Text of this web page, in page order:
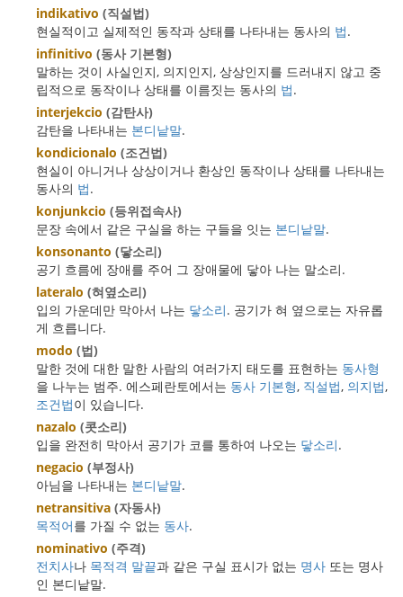
indikativo (직설법)
현실적이고 실제적인 동작과 상태를 나타내는 동사의 법.
infinitivo (동사 기본형)
말하는 것이 사실인지, 의지인지, 상상인지를 드러내지 않고 중
립적으로 동작이나 상태를 이름짓는 동사의 법.
interjekcio (감탄사)
감탄을 나타내는 본디낱말.
kondicionalo (조건법)
현실이 아니거나 상상이거나 환상인 동작이나 상태를 나타내는
동사의 법.
konjunkcio (등위접속사)
문장 속에서 같은 구실을 하는 구들을 잇는 본디낱말.
konsonanto (닿소리)
공기 흐름에 장애를 주어 그 장애물에 닿아 나는 말소리.
lateralo (혀옆소리)
입의 가운데만 막아서 나는 닿소리. 공기가 혀 옆으로는 자유롭
게 흐릅니다.
modo (법)
말한 것에 대한 말한 사람의 여러가지 태도를 표현하는 동사형
을 나누는 범주. 에스페란토에서는 동사 기본형, 직설법, 의지법,
조건법이 있습니다.
nazalo (콧소리)
입을 완전히 막아서 공기가 코를 통하여 나오는 닿소리.
negacio (부정사)
아님을 나타내는 본디낱말.
netransitiva (자동사)
목적어를 가질 수 없는 동사.
nominativo (주격)
전치사나 목적격 말끝과 같은 구실 표시가 없는 명사 또는 명사
인 본디낱말.